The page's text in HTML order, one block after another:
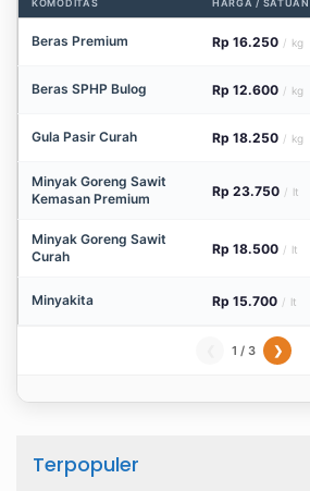
KOMODITAS HARGA / SATUAN
Beras Premium Rp 16.250 / kg
Beras SPHP Bulog Rp 12.600 / kg
Gula Pasir Curah Rp 18.250 / kg
Minyak Goreng Sawit
Kemasan Premium
Rp 23.750 / lt
Minyak Goreng Sawit
Curah
Rp 18.500 / lt
Minyakita Rp 15.700 / lt
1 / 3 ❯
Terpopuler